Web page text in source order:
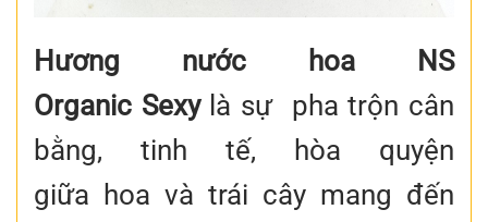
Hương nước hoa NS
Organic Sexylà sự pha trộn cân
bằng, tinh tế, hòa quyện
giữa hoa và trái cây mang đến